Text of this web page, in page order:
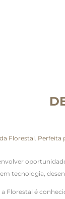
Florestal.
tecnologia,
Florestal é